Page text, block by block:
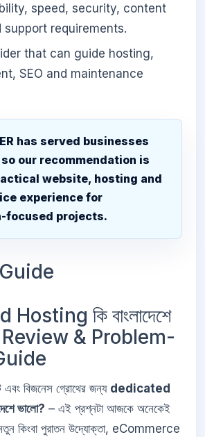
speed, security, content
support requirements.
that can guide hosting,
SEO and maintenance
has served businesses
our recommendation is
website, hosting and
experience for
focused projects.
কি বাংলাদেশে
Review & Problem-
এবং বিজনেস গ্রোথের জন্য dedicated
ভালো? – এই প্রশ্নটা আজকে অনেকেই
কিংবা পুরাতন উদ্যোক্তা, eCommerce